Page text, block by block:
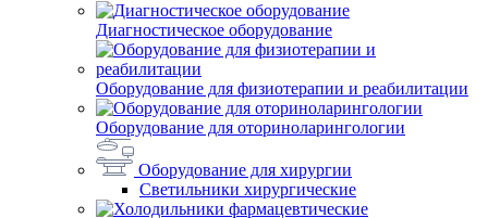
Диагностическое оборудование
Оборудование для физиотерапии и реабилитации
Оборудование для оториноларингологии
Оборудование для хирургии
Светильники хирургические